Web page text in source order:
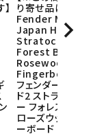
り寄せ品になりま
Fender Made in
Japan Hybrid II
Stratocaster®
Forest Blue
Rosewood
Fingerboard
フェンダーハイブ
ド2 ストラトキャ
ー フォレストブ
ローズウッドフィ
ーボード